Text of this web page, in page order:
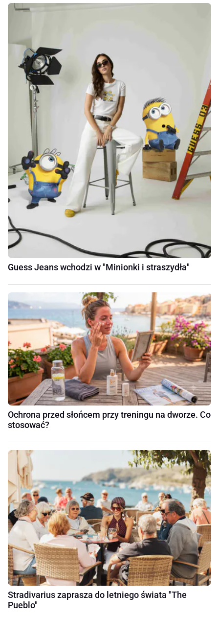
Guess Jeans wchodzi w "Minionki i straszydła"
Ochrona przed słońcem przy treningu na dworze. Co
stosować?
Stradivarius zaprasza do letniego świata "The
Pueblo"